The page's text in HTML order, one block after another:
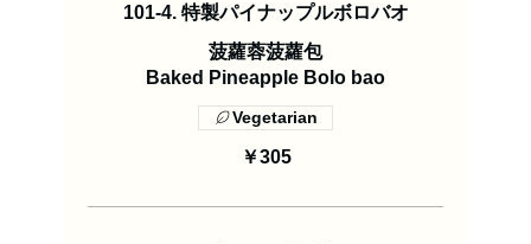
101-4. 特製パイナップルボロバオ
菠蘿蓉菠蘿包
Baked Pineapple Bolo bao
￥305
Vegetarian